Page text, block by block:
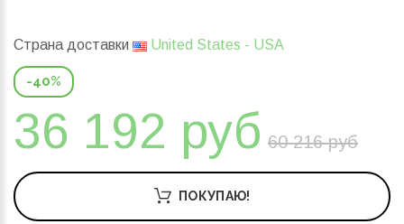
Страна доставки United States - USA
-40%
36 192 руб 60 216 руб
ПОКУПАЮ!